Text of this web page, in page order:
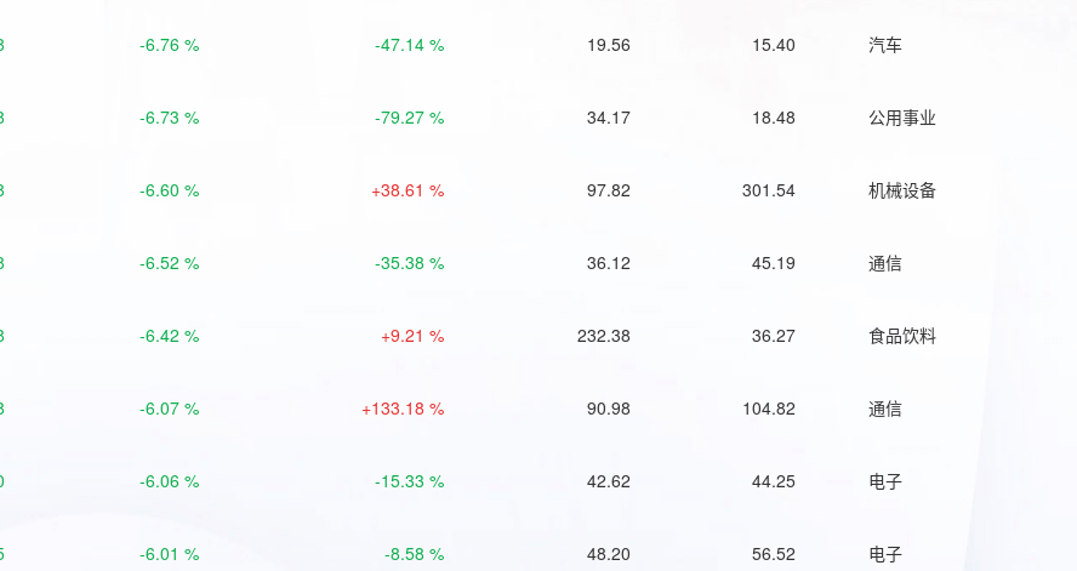
-6.76 % -47.14 % 19.56 15.40 汽车
-6.73 % -79.27 % 34.17 18.48 公用事业
-6.60 % +38.61 % 97.82 301.54 机械设备
-6.52 % -35.38 % 36.12 45.19 通信
-6.42 % +9.21 % 232.38 36.27 食品饮料
-6.07 % +133.18 % 90.98 104.82 通信
-6.06 % -15.33 % 42.62 44.25 电子
-6.01 % -8.58 % 48.20 56.52 电子